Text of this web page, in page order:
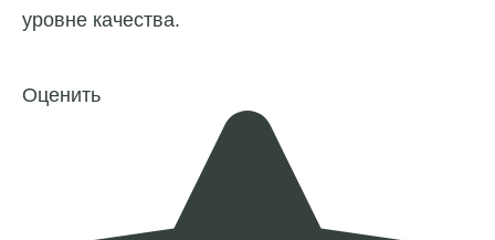
уровне качества.
Оценить